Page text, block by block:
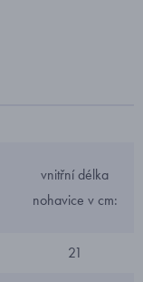
vnitřní délka
nohavice v cm:
21